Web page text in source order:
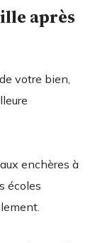
après
votre bien,
enchères à
écoles